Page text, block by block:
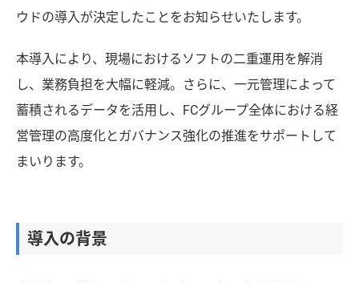
ウドの導入が決定したことをお知らせいたします。
本導入により、現場におけるソフトの二重運用を解消
し、業務負担を大幅に軽減。さらに、一元管理によって
蓄積されるデータを活用し、FCグループ全体における経
営管理の高度化とガバナンス強化の推進をサポートして
まいります。
導入の背景